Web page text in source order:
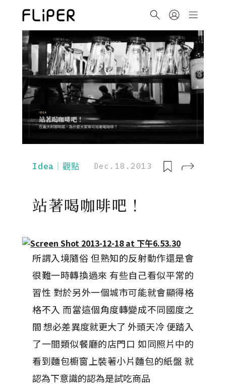
Idea｜觀點 Dec.18.2013
站著喝咖啡吧！
所謂入境隨俗 但熟知的反射動作還是會
很難一時轉換過來 有些自己看似平常的
習性 對於另外一個城市可能就會顯得格
格不入 而當這個角度轉變成不同國度之
間 想必差異度就更大了 外頭天冷 便踏入
了一間類似餐廳的店門口 如同照片中的
看到麵包櫥窗上裝著小片麵包的紙盤 就
認為下意識的認為是試吃商品